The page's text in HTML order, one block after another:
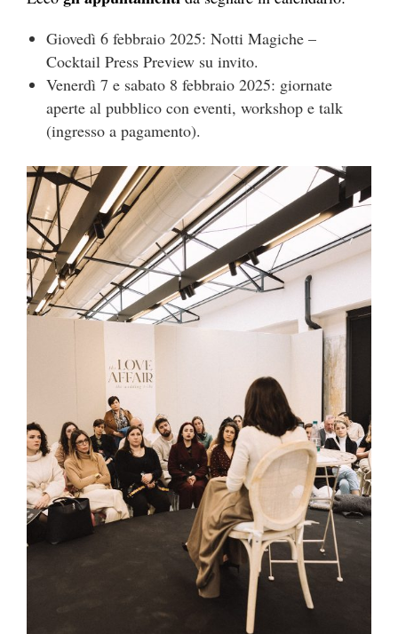
Giovedì 6 febbraio 2025: Notti Magiche –
Cocktail Press Preview su invito.
Venerdì 7 e sabato 8 febbraio 2025: giornate
aperte al pubblico con eventi, workshop e talk
(ingresso a pagamento).